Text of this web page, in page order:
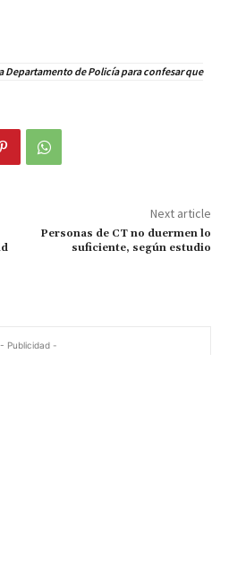
Departamento de Policía para confesar que
Next article
Personas de CT no duermen lo
suficiente, según estudio
- Publicidad -